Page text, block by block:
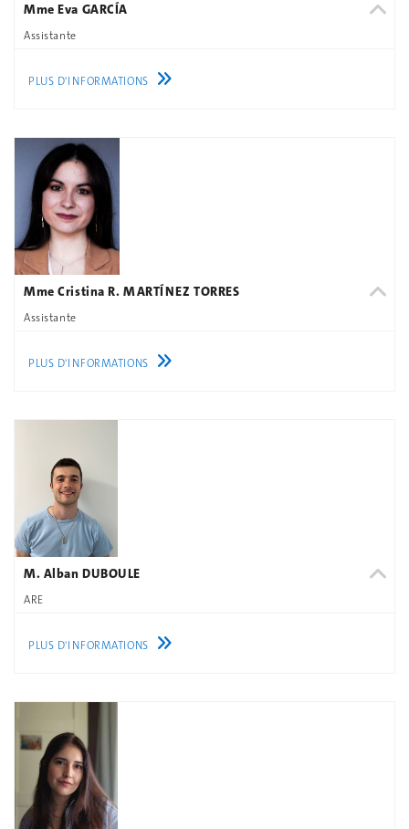
Mme Eva GARCÍA
Assistante
PLUS D'INFORMATIONS
Mme Cristina R. MARTÍNEZ TORRES
Assistante
PLUS D'INFORMATIONS
M. Alban DUBOULE
ARE
PLUS D'INFORMATIONS